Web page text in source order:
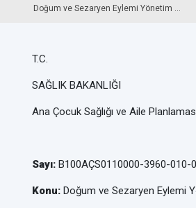
Doğum ve Sezaryen Eylemi Yönetim ...
T.C.
SAĞLIK BAKANLIĞI
Ana Çocuk Sağlığı ve Aile
Sayı: B100AÇS0110000-3960-010-
Konu: Doğum ve Sezaryen Eylemi